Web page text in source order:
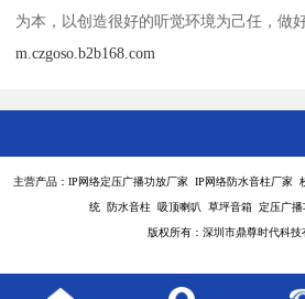
为本，以创造很好的听觉环境为己任，做
m.czgoso.b2b168.com
主营产品：IP网络定压广播功放厂家 IP网络防水音柱厂家
统 防水音柱 吸顶喇叭 草坪音箱 定压广播
版权所有：深圳市鼎尊时代科技